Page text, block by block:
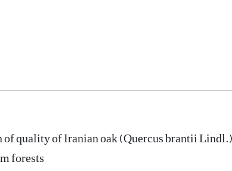
quality of Iranian oak (Quercus brantii
forests